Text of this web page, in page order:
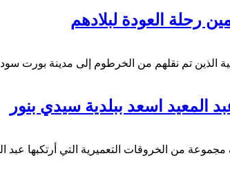
رحلة العودة لبلادهم
الذين تم نقلهم من الخرطوم إلى مدينة بورت
المعيد اسعد ببلدية سيدي بنور
من الخروقات التعميرية التي أرتكبها